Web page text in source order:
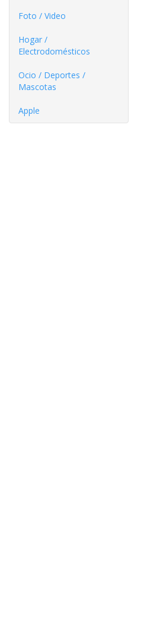
Foto / Video
Hogar /
Electrodomésticos
Ocio / Deportes /
Mascotas
Apple